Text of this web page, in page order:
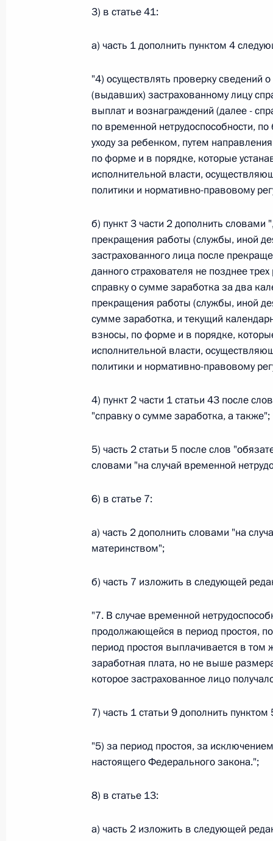
Федеральный закон от
и признании утратившим силу пункта 1
изменений в Федеральный закон „Об
26 июля 2026 года
Федеральный закон от
О внесении изменения в статью 10
Федеральный закон от
О ратификации Соглашения между
Министров Киргизской Республики о
по вопросам внутренних дел и миграции
26 июля 2026 года
О внесении изменений в Кодекс
Федерального закона «Об обеспечении
Федеральный закон от
26 июля 2026 года
О внесении изменения в статью 6 Закона
26 июля 2026 года
О внесении изменений в статью 9.21
26 июля 2026 года
Федеральный закон от
О ратификации Соглашения между
Республики Беларусь о сотрудничестве в
3) в статье 41:
а) часть 1 дополнить пунктом 4
"4) осуществлять проверку сведений
(выдавших) застрахованному лицу
выплат и вознаграждений (далее -
по временной нетрудоспособности,
уходу за ребенком, путем
по форме и в порядке, которые
исполнительной власти,
политики и нормативно-правовому
б) пункт 3 части 2 дополнить
прекращения работы (службы, иной
застрахованного лица после
данного страхователя не позднее
справку о сумме заработка за два
прекращения работы (службы, иной
сумме заработка, и текущий
взносы, по форме и в порядке,
исполнительной власти,
политики и нормативно-правовому
4) пункт 2 части 1 статьи 43 после
"справку о сумме заработка, а также";
5) часть 2 статьи 5 после слов
словами "на случай временной
6) в статье 7:
а) часть 2 дополнить словами "на
материнством";
б) часть 7 изложить в следующей
"7. В случае временной
продолжающейся в период простоя,
период простоя выплачивается в
заработная плата, но не выше
которое застрахованное лицо
7) часть 1 статьи 9 дополнить
"5) за период простоя, за
настоящего Федерального закона.";
8) в статье 13:
а) часть 2 изложить в следующей